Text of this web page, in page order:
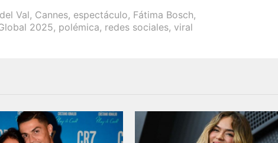
Val, Cannes, espectáculo, Fátima Bosch,
2025, polémica, redes sociales, viral